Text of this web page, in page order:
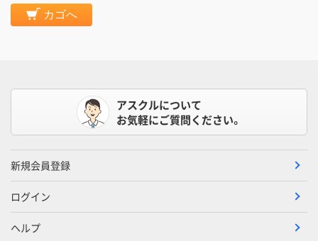
カゴへ
アスクルについて
お気軽にご質問ください。
新規会員登録
ログイン
ヘルプ